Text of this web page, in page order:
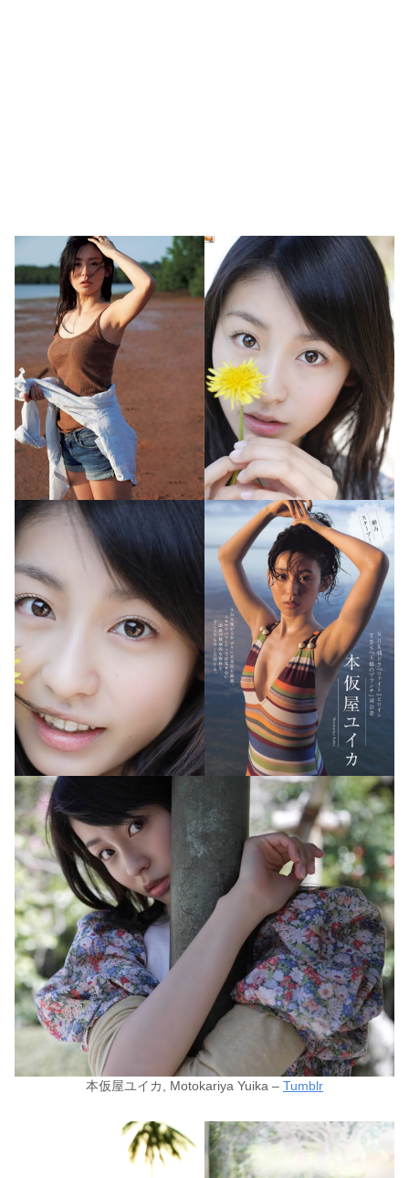
本仮屋ユイカ, Motokariya Yuika – Tumblr